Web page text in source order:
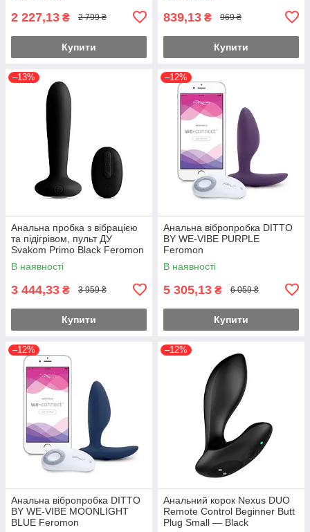
2 227,13 ₴ 2 799 ₴
Купити
839,13 ₴ 969 ₴
Купити
–13%
Анальна пробка з вібрацією
та підігрівом, пульт ДУ
Svakom Primo Black Feromon
В наявності
3 444,33 ₴ 3 959 ₴
Купити
–12%
Анальна вібропробка DITTO
BY WE-VIBE PURPLE
Feromon
В наявності
5 305,13 ₴ 6 059 ₴
Купити
–12%
Анальна вібропробка DITTO
BY WE-VIBE MOONLIGHT
BLUE Feromon
–12%
Анальний корок Nexus DUO
Remote Control Beginner Butt
Plug Small — Black